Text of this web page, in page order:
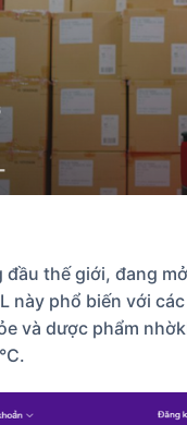
thế giới, đang
này phổ biến với
và dược phẩm